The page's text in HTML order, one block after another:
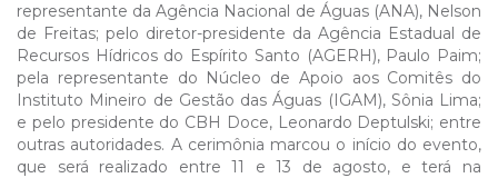
representante da Agência Nacional de Águas (ANA), Nelson
de Freitas; pelo diretor-presidente da Agência Estadual de
Recursos Hídricos do Espírito Santo (AGERH), Paulo Paim;
pela representante do Núcleo de Apoio aos Comitês do
Instituto Mineiro de Gestão das Águas (IGAM), Sônia Lima;
e pelo presidente do CBH Doce, Leonardo Deptulski; entre
outras autoridades. A cerimônia marcou o início do evento,
que será realizado entre 11 e 13 de agosto, e terá na